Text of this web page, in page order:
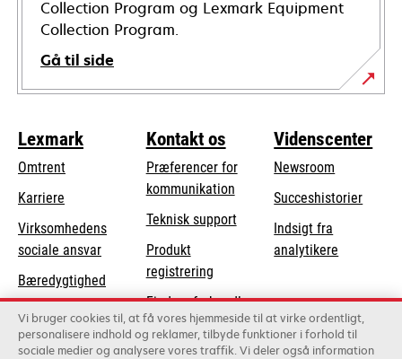
Collection Program og Lexmark Equipment
Collection Program.
Gå til side
Lexmark
Omtrent
Karriere
Virksomhedens
sociale ansvaropens
in
a
new
tab
Bæredygtighed
Lexmark-partnere
Kontakt os
Præferencer for
kommunikation
Teknisk supportopens
tab
Produkt
registrering
Find en forhandler
Liste over
grossister
Videnscenter
Newsroom
Succeshistorier
Indsigt fra
analytikere
Vi bruger cookies til, at få vores hjemmeside til at virke ordentligt,
personalisere indhold og reklamer, tilbyde funktioner i forhold til
sociale medier og analysere vores traffik. Vi deler også information